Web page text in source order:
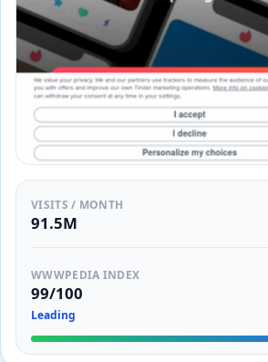
VISITS / MONTH
91.5M
WWWPEDIA INDEX
99/100
Leading